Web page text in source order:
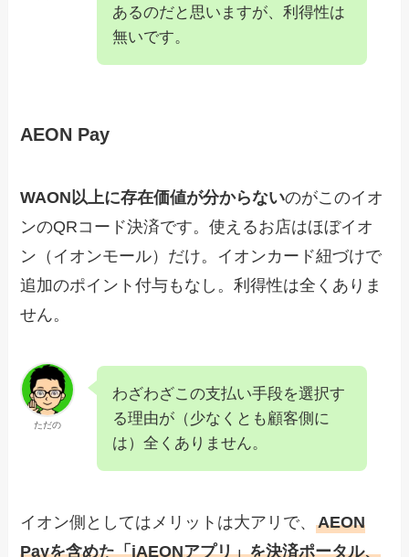
あるのだと思いますが、利得性は
無いです。
AEON Pay
WAON以上に存在価値が分からないのがこのイオ
ンのQRコード決済です。使えるお店はほぼイオ
ン（イオンモール）だけ。イオンカード紐づけで
追加のポイント付与もなし。利得性は全くありま
せん。
ただの
わざわざこの支払い手段を選択す
る理由が（少なくとも顧客側に
は）全くありません。
イオン側としてはメリットは大アリで、AEON
Payを含めた「iAEONアプリ」を決済ポータル、